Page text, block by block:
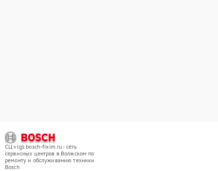
СЦ vlgs.bosch-fixim.ru - сеть
сервисных центров в Волжском по
ремонту и обслуживанию техники
Bosch